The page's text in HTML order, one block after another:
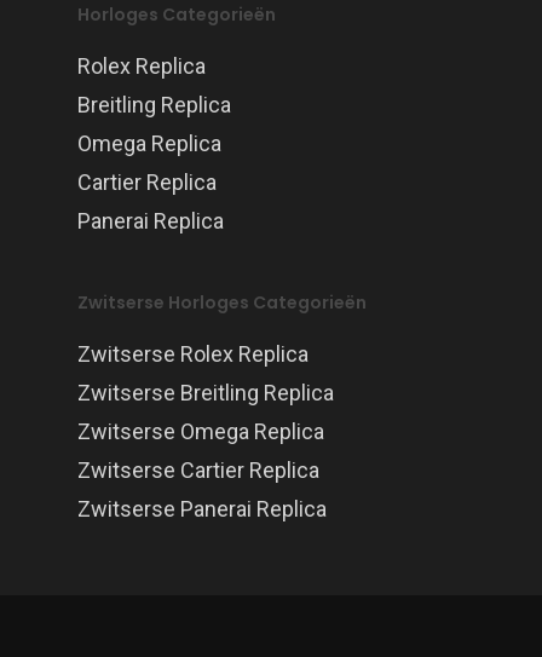
Horloges Categorieën
Rolex Replica
Breitling Replica
Omega Replica
Cartier Replica
Panerai Replica
Zwitserse Horloges Categorieën
Zwitserse Rolex Replica
Zwitserse Breitling Replica
Zwitserse Omega Replica
Zwitserse Cartier Replica
Zwitserse Panerai Replica